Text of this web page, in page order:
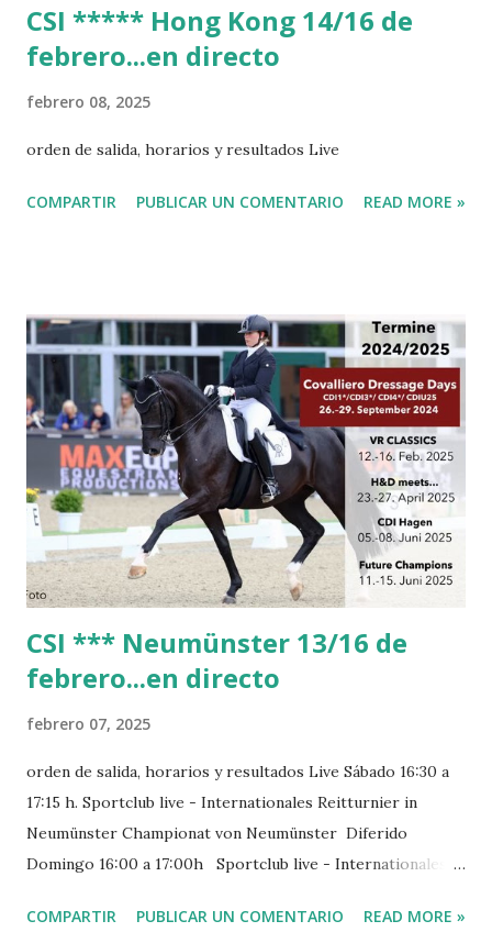
CSI ***** Hong Kong 14/16 de
febrero...en directo
febrero 08, 2025
orden de salida, horarios y resultados Live
COMPARTIR PUBLICAR UN COMENTARIO READ MORE »
CSI *** Neumünster 13/16 de
febrero...en directo
febrero 07, 2025
orden de salida, horarios y resultados Live Sábado 16:30 a
17:15 h. Sportclub live - Internationales Reitturnier in
Neumünster Championat von Neumünster Diferido
Domingo 16:00 a 17:00h Sportclub live - Internationales
Diferido
COMPARTIR PUBLICAR UN COMENTARIO READ MORE »